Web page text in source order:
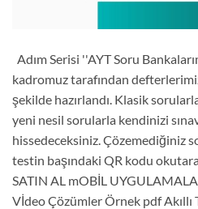
Adım Serisi ''AYT Soru
kadromuz tarafından
şekilde hazırlandı. Klasik
yeni nesil sorularla kendinizi
hissedeceksiniz. Çözemediğiniz
testin başındaki QR kodu
SATIN AL mOBİL
Vİdeo Çözümler Örnek pdf Akıllı